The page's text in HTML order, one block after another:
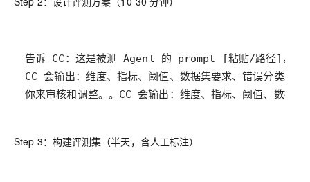
你来审核和调整。。CC 会输出：维度、指标、阈值、数据
Step 3：构建评测集（半天，含人工标注）